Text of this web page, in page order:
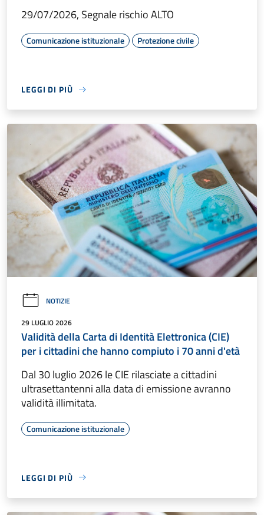
29/07/2026, Segnale rischio ALTO
Comunicazione istituzionale Protezione civile
LEGGI DI PIÙ
NOTIZIE
29 LUGLIO 2026
Validità della Carta di Identità Elettronica (CIE)
per i cittadini che hanno compiuto i 70 anni d'età
Dal 30 luglio 2026 le CIE rilasciate a cittadini
ultrasettantenni alla data di emissione avranno
validità illimitata.
Comunicazione istituzionale
LEGGI DI PIÙ